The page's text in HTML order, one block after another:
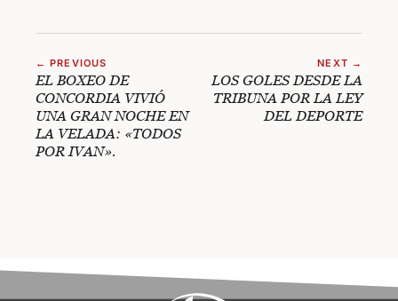
← PREVIOUS
EL BOXEO DE
CONCORDIA VIVIÓ
UNA GRAN NOCHE EN
LA VELADA: «TODOS
POR IVAN».
NEXT →
LOS GOLES DESDE LA
TRIBUNA POR LA LEY
DEL DEPORTE